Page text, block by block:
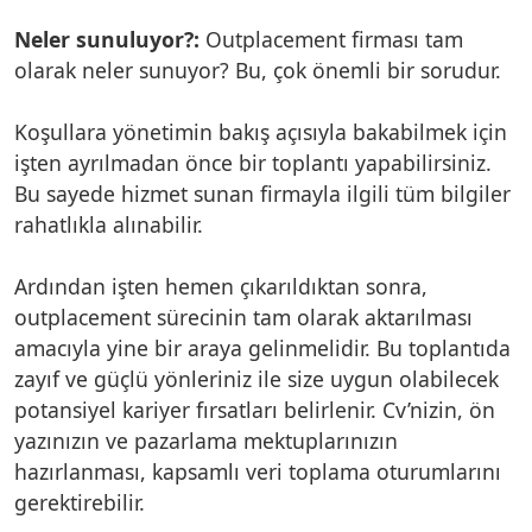
Neler sunuluyor?: Outplacement firması tam
olarak neler sunuyor? Bu, çok önemli bir sorudur.
Koşullara yönetimin bakış açısıyla bakabilmek için
işten ayrılmadan önce bir toplantı yapabilirsiniz.
Bu sayede hizmet sunan firmayla ilgili tüm bilgiler
rahatlıkla alınabilir.
Ardından işten hemen çıkarıldıktan sonra,
outplacement sürecinin tam olarak aktarılması
amacıyla yine bir araya gelinmelidir. Bu toplantıda
zayıf ve güçlü yönleriniz ile size uygun olabilecek
potansiyel kariyer fırsatları belirlenir. Cv’nizin, ön
yazınızın ve pazarlama mektuplarınızın
hazırlanması, kapsamlı veri toplama oturumlarını
gerektirebilir.